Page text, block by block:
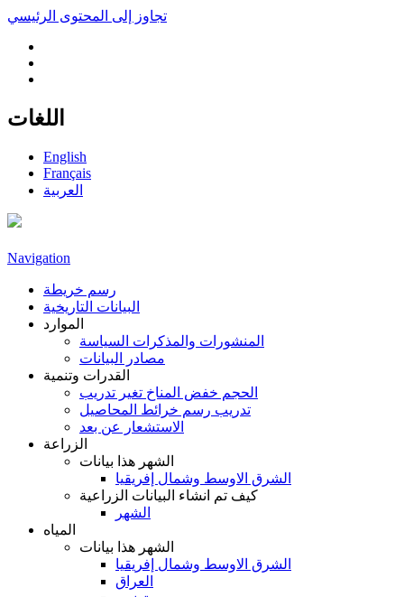
تجاوز إلى المحتوى الرئيسي
اللغات
English
Français
العربية
Navigation
رسم خريطة
البيانات التاريخية
الموارد
المنشورات والمذكرات السياسة
مصادر البيانات
القدرات وتنمية
الحجم خفض المناخ تغير تدريب
تدريب رسم خرائط المحاصيل
الاستشعار عن بعد
الزراعة
الشهر هذا بيانات
الشرق الاوسط وشمال إفريقيا
كيف تم انشاء البيانات الزراعية
الشهر
المياه
الشهر هذا بيانات
الشرق الاوسط وشمال إفريقيا
العراق